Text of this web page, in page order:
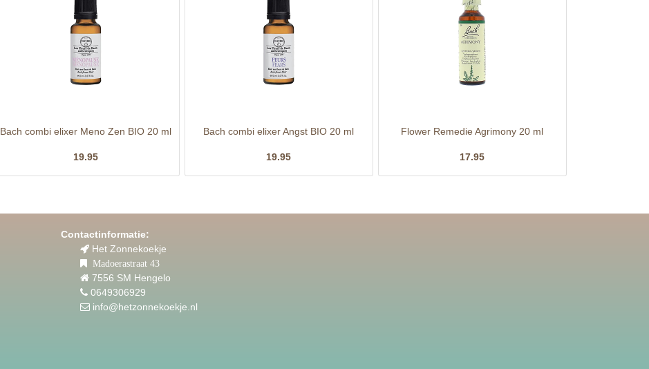
Bach combi elixer Meno Zen BIO 20 ml
19.95
Bach combi elixer Angst BIO 20 ml
19.95
Flower Remedie Agrimony 20 ml
17.95
Contactinformatie:
Het Zonnekoekje
Madoerastraat 43
7556 SM Hengelo
0649306929
info@hetzonnekoekje.nl